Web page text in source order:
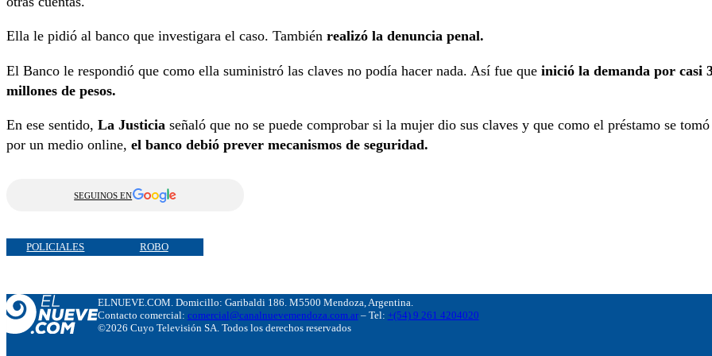
Ella le pidió al banco que investigara el caso. También realizó la denuncia penal.
El Banco le respondió que como ella suministró las claves no podía hacer nada. Así fue que inició la demanda por casi
millones de pesos.
En ese sentido, La Justicia señaló que no se puede comprobar si la mujer dio sus claves y que como el préstamo se tomó
por un medio online, el banco debió prever mecanismos de seguridad.
SEGUINOS EN
POLICIALES ROBO
ELNUEVE.COM. Domicillo: Garibaldi 186. M5500 Mendoza, Argentina.
Contacto comercial: comercial@canalnuevemendoza.com.ar– Tel: +(54) 9 261 4204020
©2026 Cuyo Televisión SA. Todos los derechos reservados